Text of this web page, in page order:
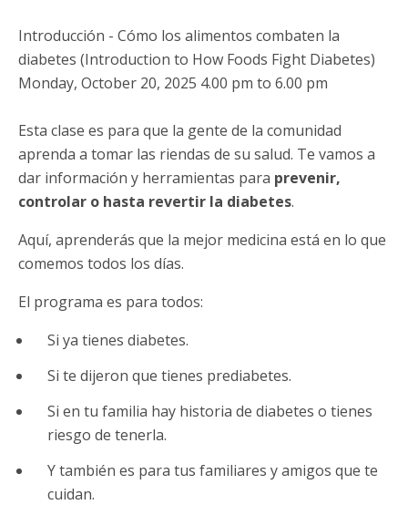
Introducción - Cómo los alimentos combaten la
diabetes (Introduction to How Foods Fight Diabetes)
Monday, October 20, 2025 4.00 pm to 6.00 pm
Esta clase es para que la gente de la comunidad
aprenda a tomar las riendas de su salud. Te vamos a
dar información y herramientas para prevenir,
controlar o hasta revertir la diabetes.
Aquí, aprenderás que la mejor medicina está en lo que
comemos todos los días.
El programa es para todos:
Si ya tienes diabetes.
Si te dijeron que tienes prediabetes.
Si en tu familia hay historia de diabetes o tienes
riesgo de tenerla.
Y también es para tus familiares y amigos que te
cuidan.